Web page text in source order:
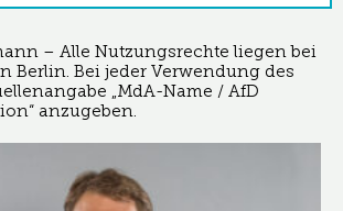
– Alle Nutzungsrechte liegen bei
Berlin. Bei jeder Verwendung des
„MdA-Name / AfD
anzugeben.